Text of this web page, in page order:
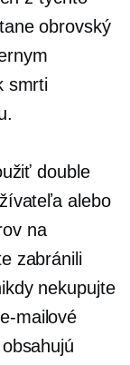
obrovský
smrti
double
alebo
na
zabránili
nekupujte
mailové